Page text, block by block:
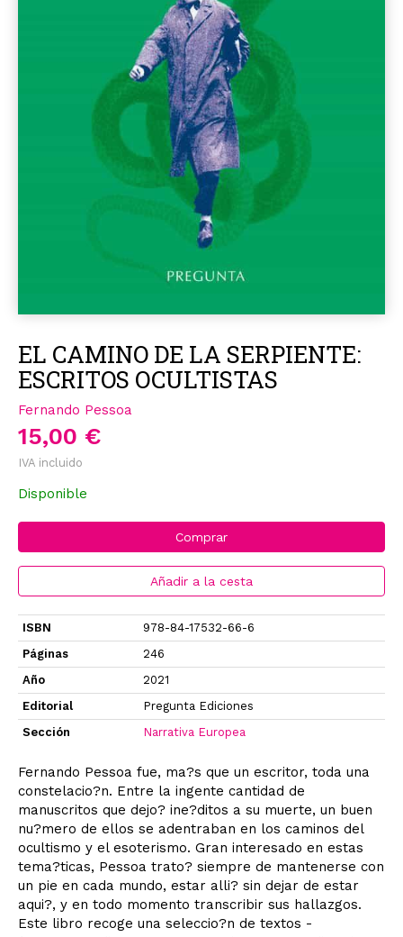
EL CAMINO DE LA SERPIENTE:
ESCRITOS OCULTISTAS
Fernando Pessoa
15,00 €
IVA incluido
Disponible
Comprar
Añadir a la cesta
ISBN
978-84-17532-66-6
Páginas
246
Año
2021
Editorial
Pregunta Ediciones
Sección
Narrativa Europea
Fernando Pessoa fue, ma?s que un escritor, toda una
constelacio?n. Entre la ingente cantidad de
manuscritos que dejo? ine?ditos a su muerte, un buen
nu?mero de ellos se adentraban en los caminos del
ocultismo y el esoterismo. Gran interesado en estas
tema?ticas, Pessoa trato? siempre de mantenerse con
un pie en cada mundo, estar alli? sin dejar de estar
aqui?, y en todo momento transcribir sus hallazgos.
Este libro recoge una seleccio?n de textos -